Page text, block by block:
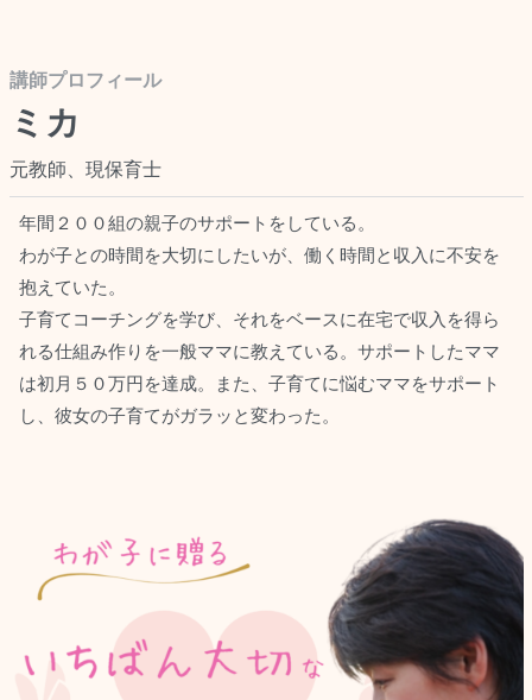
講師プロフィール
ミカ
元教師、現保育士
年間２００組の親子のサポートをしている。
わが子との時間を大切にしたいが、働く時間と収入に不安を
抱えていた。
子育てコーチングを学び、それをベースに在宅で収入を得ら
れる仕組み作りを一般ママに教えている。サポートしたママ
は初月５０万円を達成。また、子育てに悩むママをサポート
し、彼女の子育てがガラッと変わった。